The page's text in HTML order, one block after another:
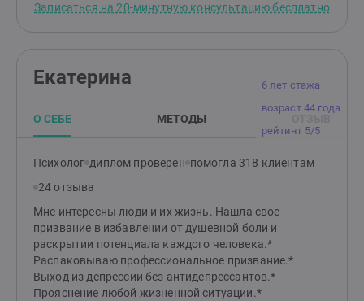
· Регулярно повышаю квалификацию в схема-
Записаться на 20-минутную консультацию бесплатно
6 лет стажа
возраст 44 года
рейтинг 5/5
Екатерина
О СЕБЕ МЕТОДЫ
Психолог диплом проверен помогла 318 клиентам
24 отзыва
Мне интересны люди и их жизнь. Нашла свое
призвание в избавлении от душевной боли и
раскрытии потенциала каждого человека.*
Распаковываю профессиональное призвание.*
Выход из депрессии без антидепрессантов.*
Прояснение любой жизненной ситуации.*